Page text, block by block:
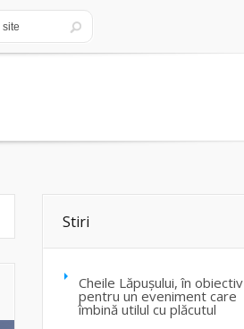
Stiri
Cheile Lăpușului, în obiectiv
pentru un eveniment care
îmbină utilul cu plăcutul